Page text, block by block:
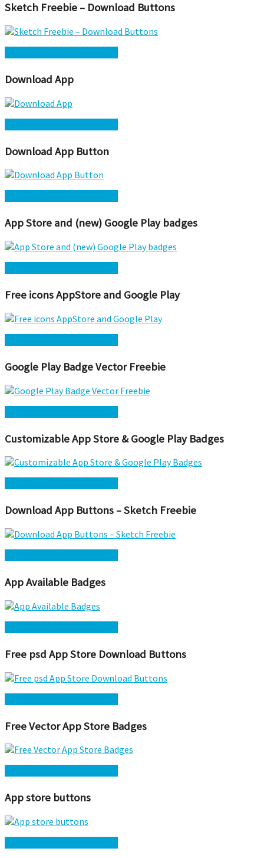
Sketch Freebie – Download Buttons
Download App
Download App Button
App Store and (new) Google Play badges
Free icons AppStore and Google Play
Google Play Badge Vector Freebie
Customizable App Store & Google Play Badges
Download App Buttons – Sketch Freebie
App Available Badges
Free psd App Store Download Buttons
Free Vector App Store Badges
App store buttons